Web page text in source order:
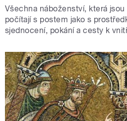
Všechna náboženství, která
počítají s postem jako s
sjednocení, pokání a cesty k